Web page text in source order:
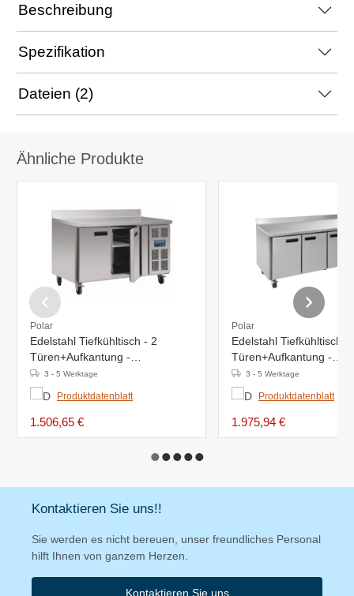
Beschreibung
Spezifikation
Dateien (2)
Ähnliche Produkte
Polar
Edelstahl Tiefkühltisch - 2
Türen+Aufkantung -
1360x700x(h)960mm
3 - 5 Werktage
Produktdatenblatt
1.506,65 €
Polar
Edelstahl Tiefkühltisch -
Türen+Aufkantung -
1800x700x(h)960mm
3 - 5 Werktage
Produktdatenblatt
1.975,94 €
Kontaktieren Sie uns!!
Sie werden es nicht bereuen, unser freundliches Personal
hilft Ihnen von ganzem Herzen.
Kontaktieren Sie uns